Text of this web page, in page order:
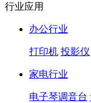
行业应用
办公行业
打印机 投影仪
家电行业
电子琴调音台